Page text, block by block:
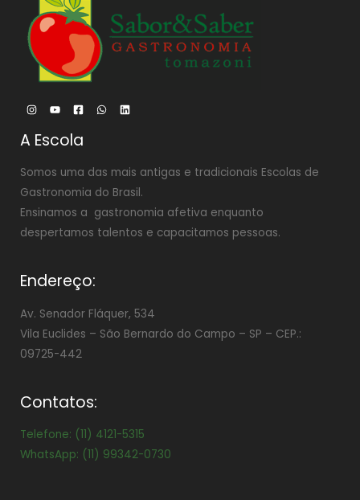
A Escola
Somos uma das mais antigas e tradicionais Escolas de
Gastronomia do Brasil.
Ensinamos a gastronomia afetiva enquanto
despertamos talentos e capacitamos pessoas.
Endereço:
Av. Senador Fláquer, 534
Vila Euclides – São Bernardo do Campo – SP – CEP.:
09725-442
Contatos:
Telefone: (11) 4121-5315
WhatsApp: (11) 99342-0730